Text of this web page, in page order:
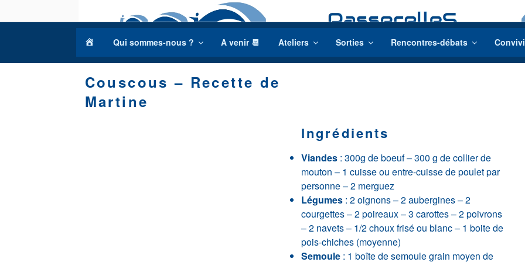
au
c
c
u
e
Qui sommes-nous ? A venir 📆 Ateliers Sorties Rencontres-débats
Couscous – Recette de
Martine
Ingrédients
Viandes : 300g de boeuf – 300 g de collier de
mouton – 1 cuisse ou entre-cuisse de poulet par
personne – 2 merguez
Légumes : 2 oignons – 2 aubergines – 2
courgettes – 2 poireaux – 3 carottes – 2 poivrons
– 2 navets – 1/2 choux frisé ou blanc – 1 boite de
pois-chiches (moyenne)
Semoule : 1 boîte de semoule grain moyen de